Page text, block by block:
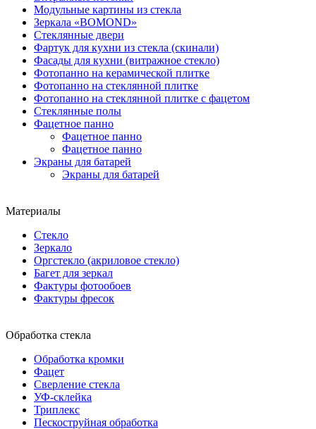
Модульные картины из стекла
Зеркала «BOMOND»
Стеклянные двери
Фартук для кухни из стекла (скинали)
Фасады для кухни (витражное стекло)
Фотопанно на керамической плитке
Фотопанно на стеклянной плитке
Фотопанно на стеклянной плитке с фацетом
Стеклянные полы
Фацетное панно
Фацетное панно
Фацетное панно
Экраны для батарей
Экраны для батарей
Материалы
Стекло
Зеркало
Оргстекло (акриловое стекло)
Багет для зеркал
Фактуры фотообоев
Фактуры фресок
Обработка стекла
Обработка кромки
Фацет
Сверление стекла
УФ-склейка
Триплекс
Пескоструйная обработка